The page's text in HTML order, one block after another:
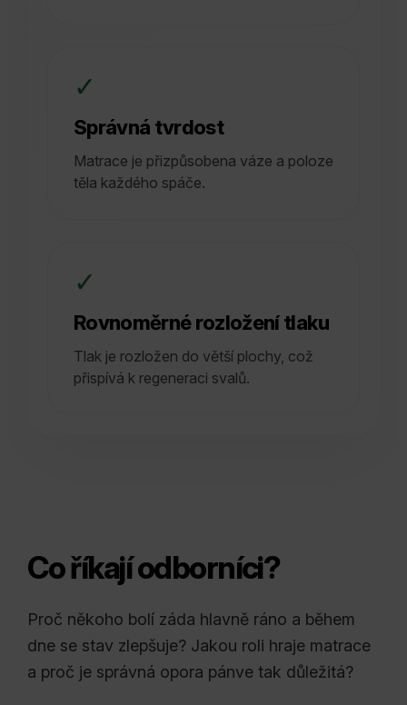
✓
Správná tvrdost
Matrace je přizpůsobena váze a poloze
těla každého spáče.
✓
Rovnoměrné rozložení tlaku
Tlak je rozložen do větší plochy, což
přispívá k regeneraci svalů.
Co říkají odborníci?
Proč někoho bolí záda hlavně ráno a během
dne se stav zlepšuje? Jakou roli hraje matrace
a proč je správná opora pánve tak důležitá?